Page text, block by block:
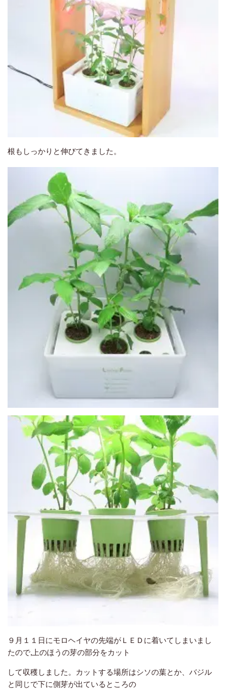
根もしっかりと伸びてきました。
９月１１日にモロヘイヤの先端がＬＥＤに着いてしまいまし
たので,上のほうの芽の部分をカット
して収穫しました。カットする場所はシソの葉とか、バジル
と同じで下に側芽が出ているところの